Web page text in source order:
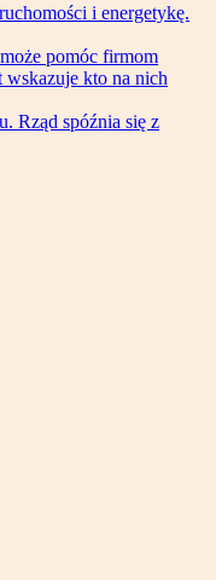
i energetykę.
pomóc firmom
kto na nich
Rząd spóźnia się z